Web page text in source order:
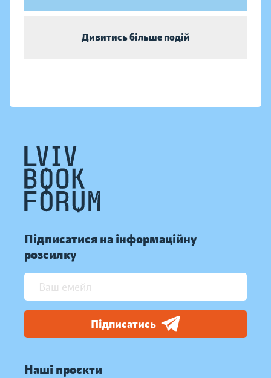
Дивитись більше подій
Підписатися на інформаційну
розсилку
Підписатись
Наші проєкти